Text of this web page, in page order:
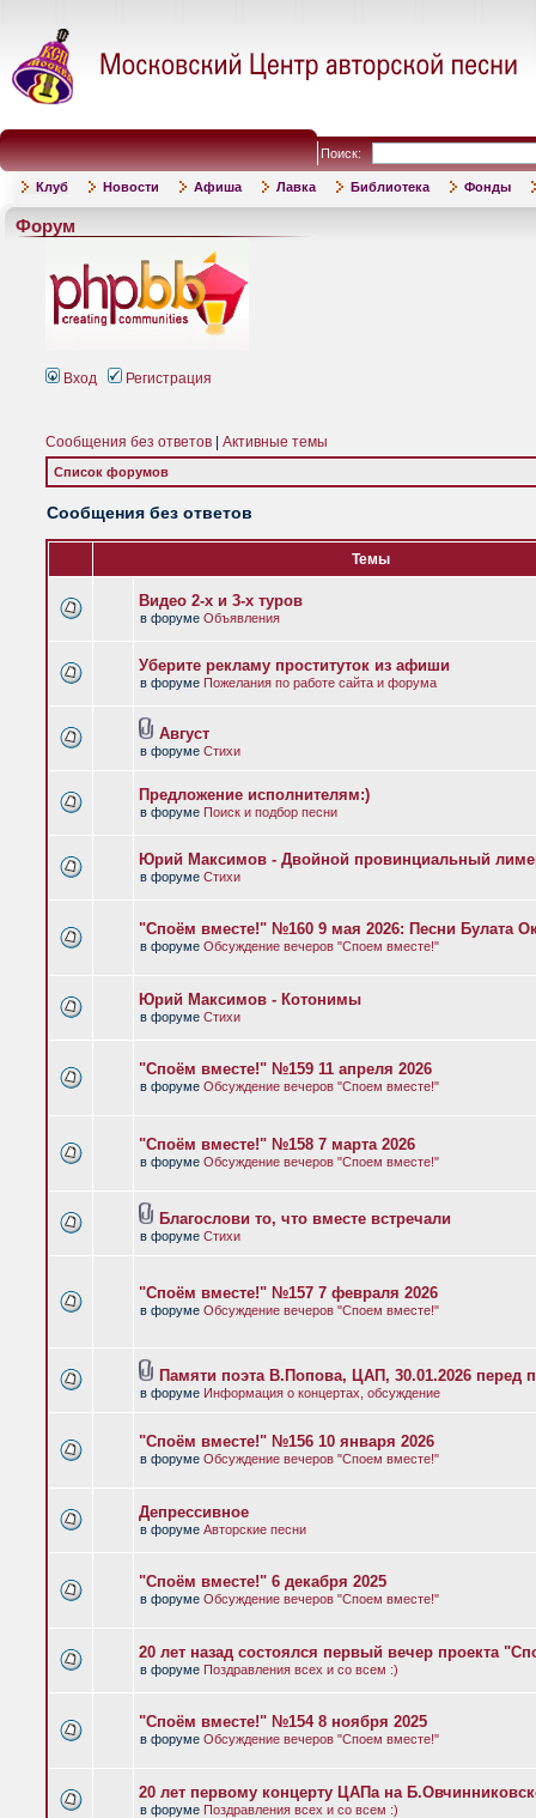
Поиск:
Клуб Новости Афиша Лавка Библиотека Фонды
Форум
Вход Регистрация
Сообщения без ответов Активные темы
Список форумов
Сообщения без ответов
Темы
Видео 2-х и 3-х туров
в форуме Объявления
Уберите рекламу проституток из афиши
в форуме Пожелания по работе сайта и форума
Август
в форуме Стихи
Предложение исполнителям:)
в форуме Поиск и подбор песни
Юрий Максимов - Двойной провинциальный
в форуме Стихи
"Споём вместе!" №160 9 мая 2026: Песни Булата
в форуме Обсуждение вечеров "Споем вместе!"
Юрий Максимов - Котонимы
в форуме Стихи
"Споём вместе!" №159 11 апреля 2026
в форуме Обсуждение вечеров "Споем вместе!"
"Споём вместе!" №158 7 марта 2026
в форуме Обсуждение вечеров "Споем вместе!"
Благослови то, что вместе встречали
в форуме Стихи
"Споём вместе!" №157 7 февраля 2026
в форуме Обсуждение вечеров "Споем вместе!"
Памяти поэта В.Попова, ЦАП, 30.01.2026 перед
в форуме Информация о концертах, обсуждение
"Споём вместе!" №156 10 января 2026
в форуме Обсуждение вечеров "Споем вместе!"
Депрессивное
в форуме Авторские песни
"Споём вместе!" 6 декабря 2025
в форуме Обсуждение вечеров "Споем вместе!"
20 лет назад состоялся первый вечер проекта
в форуме Поздравления всех и со всем :)
"Споём вместе!" №154 8 ноября 2025
в форуме Обсуждение вечеров "Споем вместе!"
20 лет первому концерту ЦАПа на
в форуме Поздравления всех и со всем :)